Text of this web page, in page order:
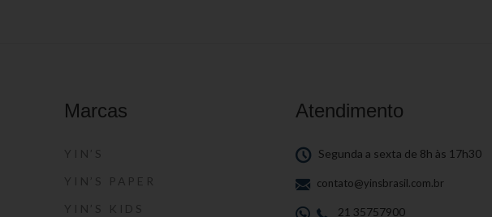
Marcas
YIN’S
YIN’S PAPER
YIN’S KIDS
Atendimento
Segunda a sexta de 8h às 17h30
contato@yinsbrasil.com.br
21 35757900